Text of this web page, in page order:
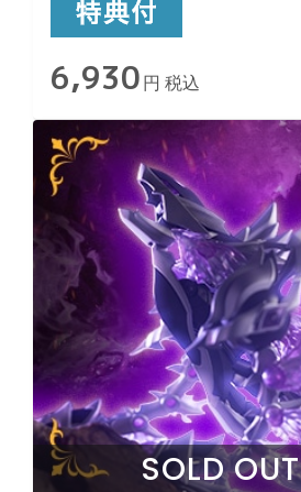
6,930 円 税込
SOLD OUT